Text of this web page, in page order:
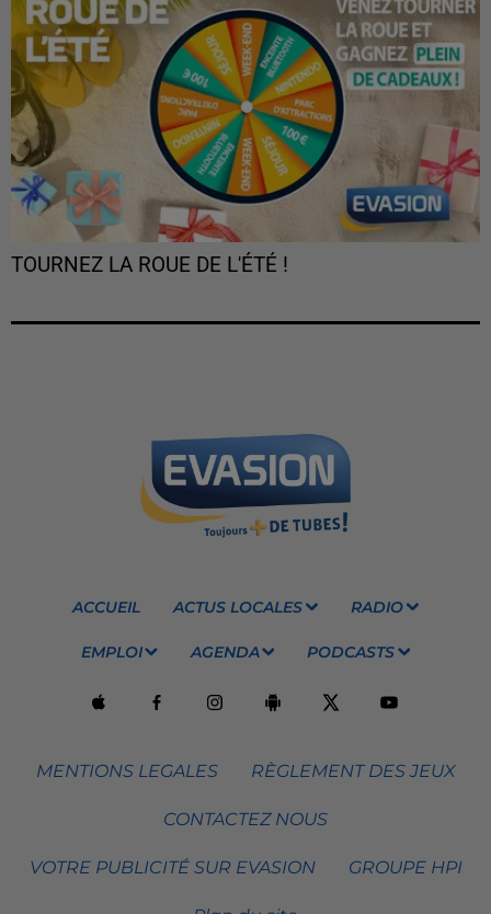
TOURNEZ LA ROUE DE L'ÉTÉ !
ACCUEIL ACTUS LOCALES RADIO
EMPLOI AGENDA PODCASTS
MENTIONS LEGALES RÈGLEMENT DES JEUX
CONTACTEZ NOUS
VOTRE PUBLICITÉ SUR EVASION GROUPE HPI